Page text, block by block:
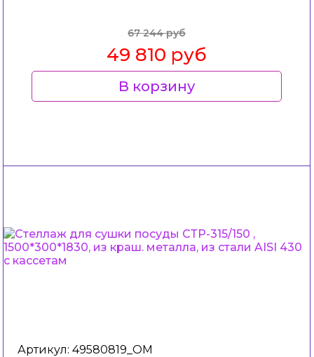
67 244 руб
49 810 руб
В корзину
Артикул: 49580819_ОМ